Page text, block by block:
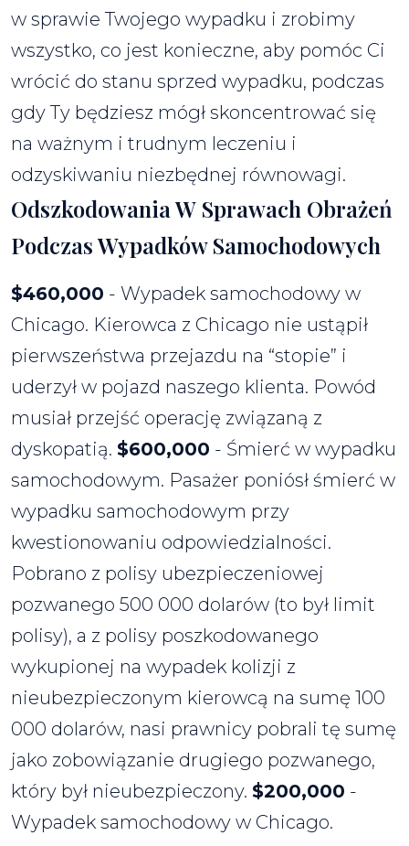
w sprawie Twojego wypadku i zrobimy
wszystko, co jest konieczne, aby pomóc Ci
wrócić do stanu sprzed wypadku, podczas
gdy Ty będziesz mógł skoncentrować się
na ważnym i trudnym leczeniu i
odzyskiwaniu niezbędnej równowagi.
Odszkodowania W Sprawach Obrażeń
Podczas Wypadków Samochodowych
$460,000 - Wypadek samochodowy w
Chicago. Kierowca z Chicago nie ustąpił
pierwszeństwa przejazdu na “stopie” i
uderzył w pojazd naszego klienta. Powód
musiał przejść operację związaną z
dyskopatią. $600,000 - Śmierć w wypadku
samochodowym. Pasażer poniósł śmierć w
wypadku samochodowym przy
kwestionowaniu odpowiedzialności.
Pobrano z polisy ubezpieczeniowej
pozwanego 500 000 dolarów (to był limit
polisy), a z polisy poszkodowanego
wykupionej na wypadek kolizji z
nieubezpieczonym kierowcą na sumę 100
000 dolarów, nasi prawnicy pobrali tę sumę
jako zobowiązanie drugiego pozwanego,
który był nieubezpieczony. $200,000 -
Wypadek samochodowy w Chicago.